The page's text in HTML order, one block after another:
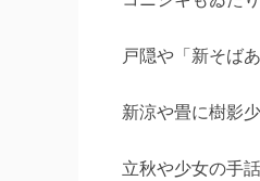
戸隠や「新
新涼や畳
立秋や少